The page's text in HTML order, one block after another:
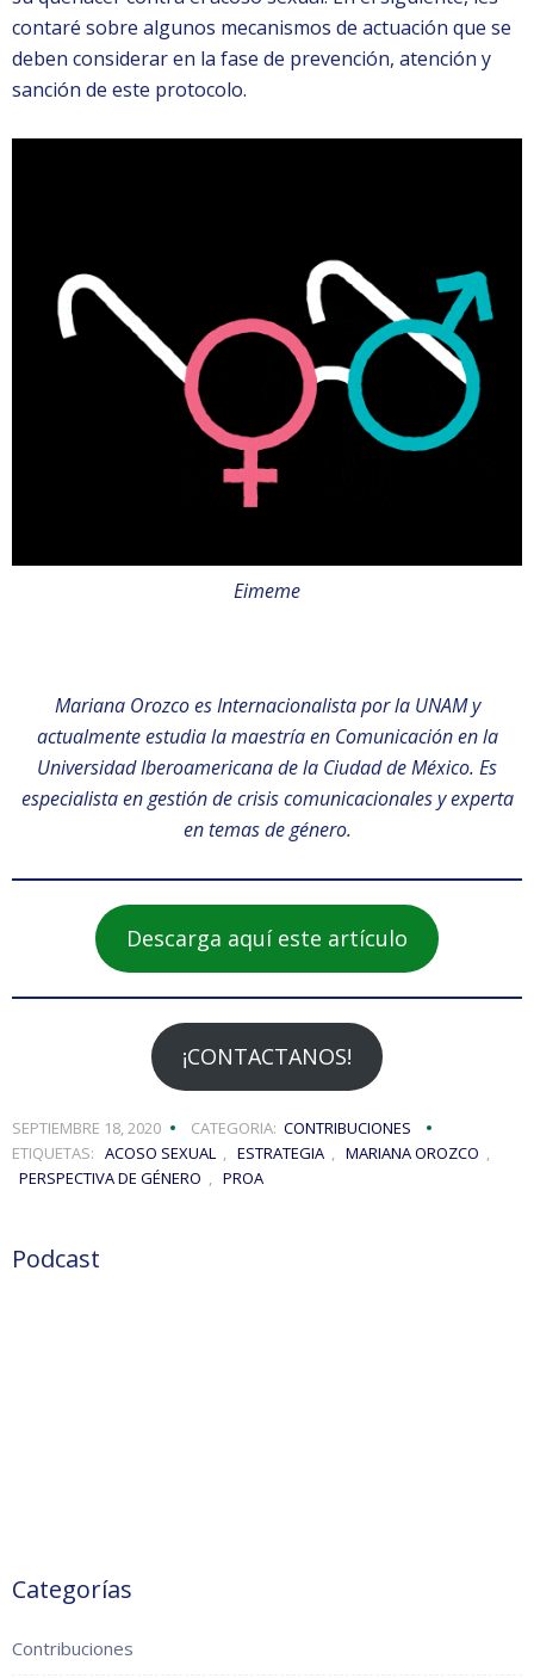
contaré sobre algunos mecanismos de actuación que se
deben considerar en la fase de prevención, atención y
sanción de este protocolo.
Eimeme
Mariana Orozco es Internacionalista por la UNAM y
actualmente estudia la maestría en Comunicación en la
Universidad Iberoamericana de la Ciudad de México. Es
especialista en gestión de crisis comunicacionales y experta
en temas de género.
Descarga aquí este artículo
¡CONTACTANOS!
SEPTIEMBRE 18, 2020 CATEGORIA: CONTRIBUCIONES
ETIQUETAS: ACOSO SEXUAL , ESTRATEGIA , MARIANA OROZCO ,
PERSPECTIVA DE GÉNERO , PROA
Podcast
Categorías
Contribuciones